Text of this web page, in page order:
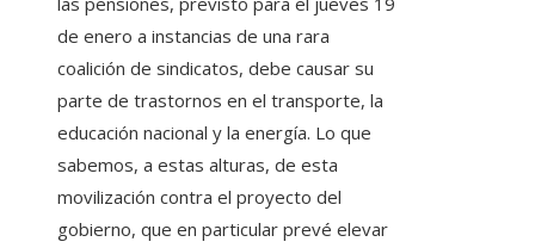
de enero a instancias de una rara
coalición de sindicatos, debe causar su
parte de trastornos en el transporte, la
educación nacional y la energía. Lo que
sabemos, a estas alturas, de esta
movilización contra el proyecto del
gobierno, que en particular prevé elevar